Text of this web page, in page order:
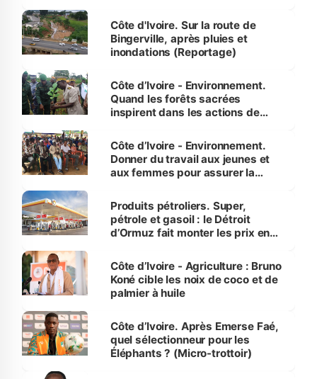
(Alassane Ouattara
Côte d'Ivoire. Sur la route de
Bingerville, après pluies et
inondations (Reportage)
Côte d’Ivoire - Environnement.
Quand les forêts sacrées
inspirent dans les actions de
Côte d’Ivoire - Environnement.
Donner du travail aux jeunes et
aux femmes pour assurer la
menacées
Produits pétroliers. Super,
pétrole et gasoil : le Détroit
d’Ormuz fait monter les prix en
Côte d’Ivoire - Agriculture : Bruno
Koné cible les noix de coco et de
palmier à huile
Côte d’Ivoire. Après Emerse Faé,
quel sélectionneur pour les
Éléphants ? (Micro-trottoir)